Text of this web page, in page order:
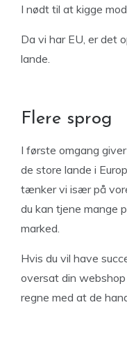
I nødt til at kigge
Da vi har EU, er det
lande.
Flere sprog
I første omgang
de store lande i
tænker vi især på
du kan tjene mange
marked.
Hvis du vil have
oversat din
regne med at de